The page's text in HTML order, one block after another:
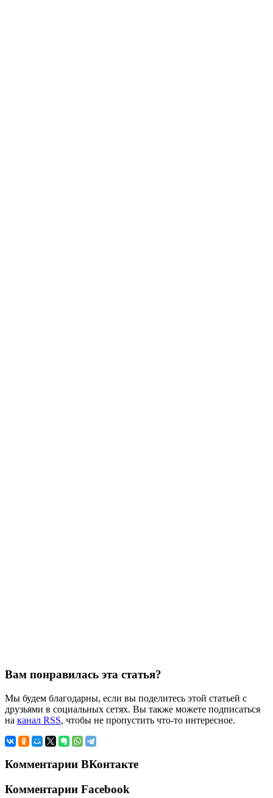
Вам понравилась эта статья?
Мы будем благодарны, если вы поделитесь этой статьей с
друзьями в социальных сетях. Вы также можете подписаться
на канал RSS, чтобы не пропустить что-то интересное.
Комментарии ВКонтакте
Комментарии Facebook